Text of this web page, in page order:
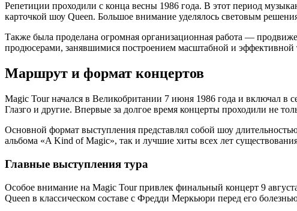
Репетиции проходили с конца весны 1986 года. В этот период
карточкой шоу Queen. Большое внимание уделялось световым
Также была проделана огромная организационная работа —
продюсерами, занявшимися построением масштабной и эффективной
Маршрут и формат концертов
Magic Tour начался в Великобритании 7 июня 1986 года и включал в
Глазго и другие. Впервые за долгое время концерты проходили не
Основной формат выступления представлял собой шоу
альбома «A Kind of Magic», так и лучшие хиты всех лет
Главные выступления тура
Особое внимание на Magic Tour привлек финальный концерт 9
Queen в классическом составе с Фредди Меркьюри перед его